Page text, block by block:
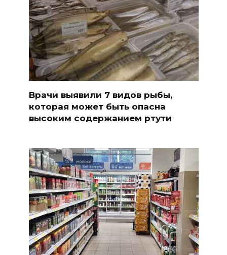
Врачи выявили 7 видов рыбы,
которая может быть опасна
высоким содержанием ртути